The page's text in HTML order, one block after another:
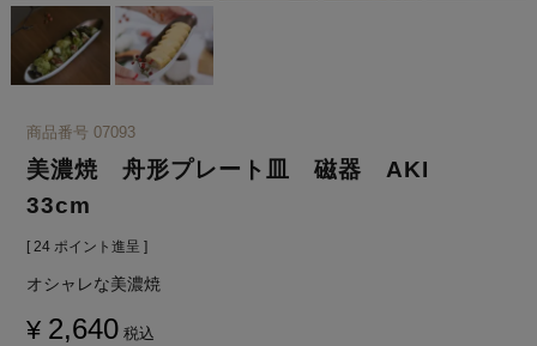
商品番号 07093
美濃焼 舟形プレート皿 磁器 AKI
33cm
[ 24 ポイント進呈 ]
オシャレな美濃焼
¥ 2,640 税込